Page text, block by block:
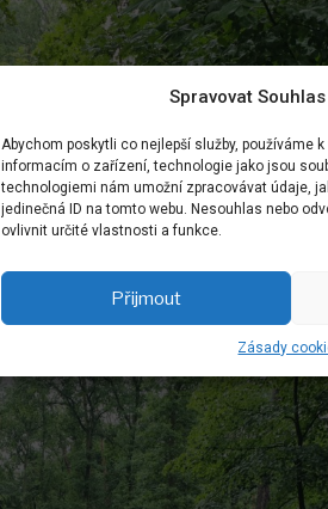
Spravovat
Abychom poskytli co nejlepší služby, používáme
informacím o zařízení, technologie jako jsou
technologiemi nám umožní zpracovávat údaje,
jedinečná ID na tomto webu. Nesouhlas nebo
ovlivnit určité vlastnosti a funkce.
Přijmout
Zásady